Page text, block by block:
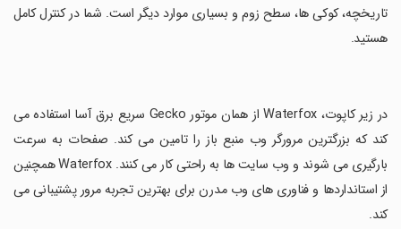
تاریخچه، کوکی ها، سطح زوم و بسیاری موارد دیگر است. شما در کنترل کامل
هستید.
‏در زیر کاپوت، Waterfox از همان موتور Gecko سریع برق آسا استفاده می
کند که بزرگترین مرورگر وب منبع باز را تامین می کند. صفحات به سرعت
بارگیری می شوند و وب سایت ها به راحتی کار می کنند. Waterfox همچنین
از استانداردها و فناوری های وب مدرن برای بهترین تجربه مرور پشتیبانی می
کند.